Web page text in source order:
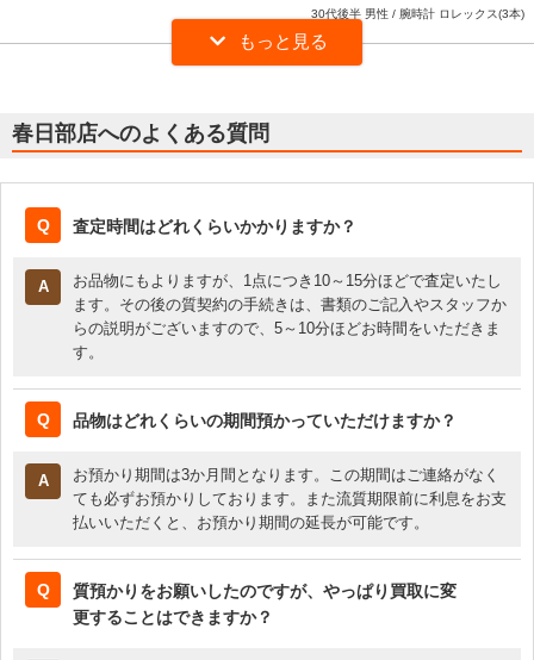
30代後半 男性 / 腕時計 ロレックス(3本)
急な出費には質屋がいいよという友人の言葉に促され、質
ことに決めました。初めてでしたがスタッフの方が親身に
なって、説明してくださったので私でも理解することがで
希望金額に近づけていただけましたので、しのぐ事が出来
ました。本当に助かりました。また機会があればお願いし
ます。
60代 女性 / 貴金属
願いしました
インターネットページで、私の住む地元の質屋さんの金利
実際に金利も安く、査定金額自体も高かった為質預かりを
お願いしました。大きな店舗で、担当者も丁寧で、質蔵で
の保管についてもしっかりと説明をいただけたので、未使
春日部店へのよくある質問
査定時間はどれくらいかかりますか？
お品物にもよりますが、1点につき10～15分ほどで査定いたし
ます。その後の質契約の手続きは、書類のご記入やスタッフか
らの説明がございますので、5～10分ほどお時間をいただきま
す。
品物はどれくらいの期間預かっていただけますか？
お預かり期間は3か月間となります。この期間はご連絡がなく
ても必ずお預かりしております。また流質期限前に利息をお支
払いいただくと、お預かり期間の延長が可能です。
質預かりをお願いしたのですが、やっぱり買取に変
更することはできますか？